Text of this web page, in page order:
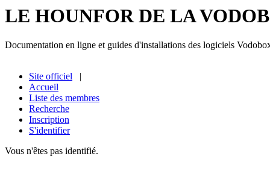
LE HOUNFOR DE LA
Documentation en ligne et guides d'installations des logiciels
Site officiel |
Accueil
Liste des membres
Recherche
Inscription
S'identifier
Vous n'êtes pas identifié.